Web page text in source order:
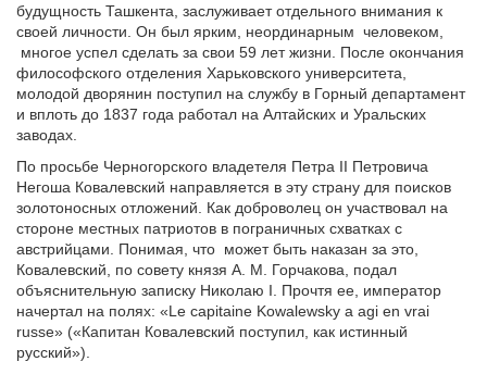
будущность Ташкента, заслуживает отдельного внимания к
своей личности. Он был ярким, неординарным человеком,
многое успел сделать за свои 59 лет жизни. После окончания
философского отделения Харьковского университета,
молодой дворянин поступил на службу в Горный департамент
и вплоть до 1837 года работал на Алтайских и Уральских
заводах.
По просьбе Черногорского владетеля Петра II Петровича
Негоша Ковалевский направляется в эту страну для поисков
золотоносных отложений. Как доброволец он участвовал на
стороне местных патриотов в пограничных схватках с
австрийцами. Понимая, что может быть наказан за это,
Ковалевский, по совету князя А. М. Горчакова, подал
объяснительную записку Николаю I. Прочтя ее, император
начертал на полях: «Le capitaine Kowalewsky a agi en vrai
russe» («Капитан Ковалевский поступил, как истинный
русский»).